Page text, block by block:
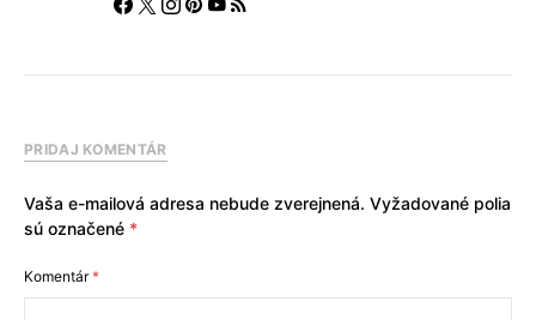
PRIDAJ KOMENTÁR
Vaša e-mailová adresa nebude zverejnená. Vyžadované polia
sú označené *
Komentár*